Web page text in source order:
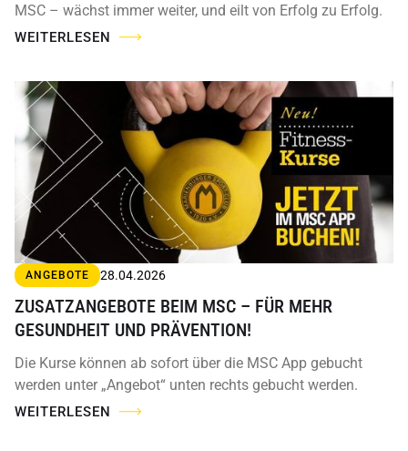
MSC – wächst immer weiter, und eilt von Erfolg zu Erfolg.
WEITERLESEN
ANGEBOTE 28.04.2026
ZUSATZANGEBOTE BEIM MSC – FÜR MEHR
GESUNDHEIT UND PRÄVENTION!
Die Kurse können ab sofort über die MSC App gebucht
werden unter „Angebot“ unten rechts gebucht werden.
WEITERLESEN